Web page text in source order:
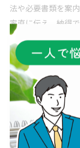
法や必要書類を案
率直に伝え、納得
手続きを進めるこ
安心できる
行政書士選びで重
群馬県伊勢崎市で